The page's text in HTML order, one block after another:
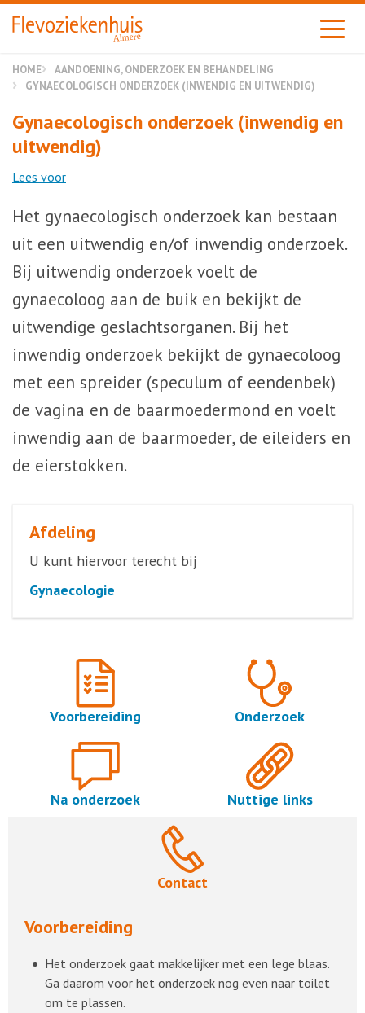
Almere
HOME
AANDOENING, ONDERZOEK EN BEHANDELING
GYNAECOLOGISCH ONDERZOEK (INWENDIG EN UITWENDIG)
Gynaecologisch onderzoek (inwendig en
uitwendig)
Lees voor
Het gynaecologisch onderzoek kan bestaan
uit een uitwendig en/of inwendig onderzoek.
Bij uitwendig onderzoek voelt de
gynaecoloog aan de buik en bekijkt de
uitwendige geslachtsorganen. Bij het
inwendig onderzoek bekijkt de gynaecoloog
met een spreider (speculum of eendenbek)
de vagina en de baarmoedermond en voelt
inwendig aan de baarmoeder, de eileiders en
de eierstokken.
Afdeling
U kunt hiervoor terecht bij
Gynaecologie
Voorbereiding Onderzoek
Na onderzoek Nuttige links
Contact
Voorbereiding
Het onderzoek gaat makkelijker met een lege blaas.
Ga daarom voor het onderzoek nog even naar toilet
om te plassen.